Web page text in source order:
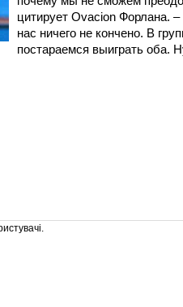
цитирует Ovacion Форлана.
нас ничего не кончено. В
постараемся выиграть оба.